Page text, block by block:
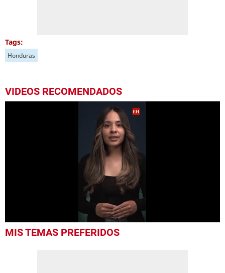
Tags:
Honduras
VIDEOS RECOMENDADOS
seconds
MIS TEMAS PREFERIDOS